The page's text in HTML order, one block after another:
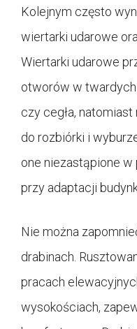
Kolejnym często
wiertarki udarowe
Wiertarki udarowe
otworów w twardych
czy cegła,
do rozbiórki i
one niezastąpione
przy adaptacji
Nie można
drabinach.
pracach
wysokościach,